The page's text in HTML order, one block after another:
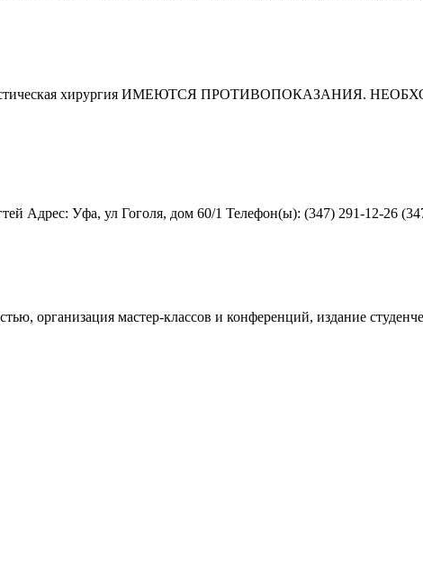
пластическая хирургия ИМЕЮТСЯ
Адрес: Уфа, ул Гоголя, дом 60/1 Телефон(ы): (347) 291-12-26
организация мастер-классов и конференций, издание